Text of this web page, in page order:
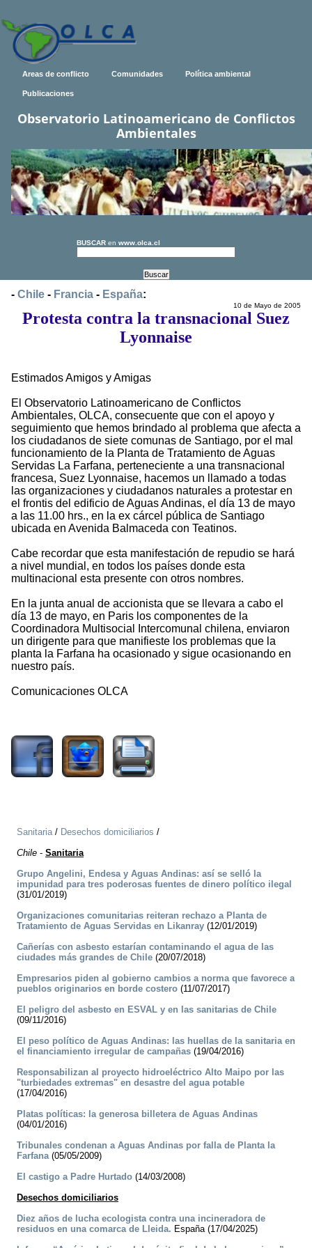
Areas de conflicto Comunidades Política ambiental
Publicaciones
Observatorio Latinoamericano de Conflictos
Ambientales
BUSCAR en www.olca.cl
- Chile - Francia - España:
10 de Mayo de 2005
Protesta contra la transnacional Suez
Lyonnaise
Estimados Amigos y Amigas
El Observatorio Latinoamericano de Conflictos
Ambientales, OLCA, consecuente que con el apoyo y
seguimiento que hemos brindado al problema que afecta a
los ciudadanos de siete comunas de Santiago, por el mal
funcionamiento de la Planta de Tratamiento de Aguas
Servidas La Farfana, perteneciente a una transnacional
francesa, Suez Lyonnaise, hacemos un llamado a todas
las organizaciones y ciudadanos naturales a protestar en
el frontis del edificio de Aguas Andinas, el día 13 de mayo
a las 11.00 hrs., en la ex cárcel pública de Santiago
ubicada en Avenida Balmaceda con Teatinos.
Cabe recordar que esta manifestación de repudio se hará
a nivel mundial, en todos los países donde esta
multinacional esta presente con otros nombres.
En la junta anual de accionista que se llevara a cabo el
día 13 de mayo, en Paris los componentes de la
Coordinadora Multisocial Intercomunal chilena, enviaron
un dirigente para que manifieste los problemas que la
planta la Farfana ha ocasionado y sigue ocasionando en
nuestro país.
Comunicaciones OLCA
Sanitaria/ Desechos domiciliarios /
Chile - Sanitaria
Grupo Angelini, Endesa y Aguas Andinas: así se selló la
impunidad para tres poderosas fuentes de dinero político ilegal
(31/01/2019)
Organizaciones comunitarias reiteran rechazo a Planta de
Tratamiento de Aguas Servidas en Likanray (12/01/2019)
Cañerías con asbesto estarían contaminando el agua de las
ciudades más grandes de Chile (20/07/2018)
Empresarios piden al gobierno cambios a norma que favorece a
pueblos originarios en borde costero (11/07/2017)
El peligro del asbesto en ESVAL y en las sanitarias de Chile
(09/11/2016)
El peso político de Aguas Andinas: las huellas de la sanitaria en
el financiamiento irregular de campañas (19/04/2016)
Responsabilizan al proyecto hidroeléctrico Alto Maipo por las
"turbiedades extremas" en desastre del agua potable
(17/04/2016)
Platas políticas: la generosa billetera de Aguas Andinas
(04/01/2016)
Tribunales condenan a Aguas Andinas por falla de Planta la
Farfana(05/05/2009)
El castigo a Padre Hurtado (14/03/2008)
Desechos domiciliarios
Diez años de lucha ecologista contra una incineradora de
residuos en una comarca de Lleida. España (17/04/2025)